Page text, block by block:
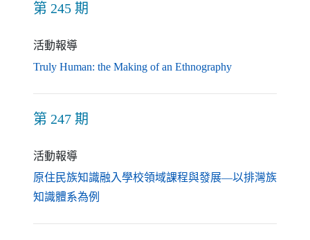
第 245 期
活動報導
Truly Human: the Making of an Ethnography（另開新視窗）
第 247 期
活動報導
原住民族知識融入學校領域課程與發展—以排灣族
知識體系為例